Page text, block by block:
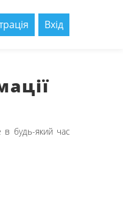
Вхід
в будь-який час